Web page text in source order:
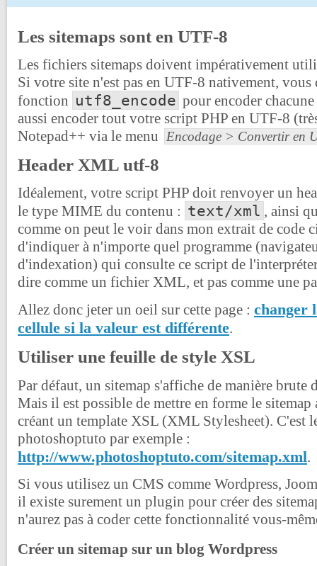
Les sitemaps sont en UTF-8
Les fichiers sitemaps doivent impérativement
Si votre site n'est pas en UTF-8 nativement,
fonction utf8_encode pour encoder
aussi encoder tout votre script PHP en UTF-8
Notepad++ via le menu Encodage > Convertir en
Header XML utf-8
Idéalement, votre script PHP doit renvoyer un
le type MIME du contenu : text/xml , ainsi
comme on peut le voir dans mon extrait de code
d'indiquer à n'importe quel programme
d'indexation) qui consulte ce script de
dire comme un fichier XML, et pas comme une
Allez donc jeter un oeil sur cette page : changer
cellule si la valeur est différente.
Utiliser une feuille de style XSL
Par défaut, un sitemap s'affiche de manière brute
Mais il est possible de mettre en forme le
créant un template XSL (XML Stylesheet). C'est
photoshoptuto par exemple :
http://www.photoshoptuto.com/sitemap.xml.
Si vous utilisez un CMS comme Wordpress,
il existe surement un plugin pour créer des
n'aurez pas à coder cette fonctionnalité vous-
Créer un sitemap sur un blog Wordpress